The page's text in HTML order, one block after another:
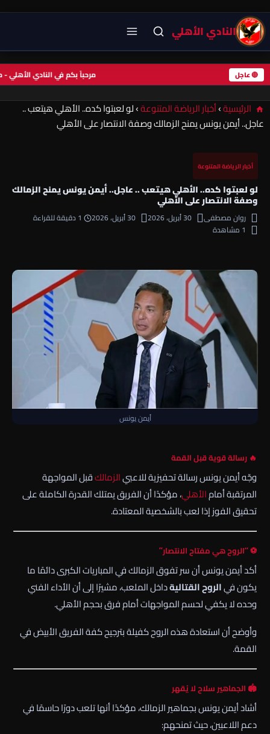
النادي الأهلي
🔴 عاجل مرحباً بكم في النادي
الرئيسية›أخبار الرياضة المتنوعة›لو لعبتوا كده.. الأهلي هيتعب ..
عاجل.. أيمن يونس يمنح الزمالك وصفة الانتصار على الأهلي
أخبار الرياضة المتنوعة
لو لعبتوا كده.. الأهلي هيتعب .. عاجل.. أيمن يونس يمنح الزمالك
وصفة الانتصار على الأهلي
روان مصطفى 30 أبريل، 2026 30 أبريل، 2026
1 دقيقة للقراءة
1 مشاهدة
أيمن يونس
🔥 رسالة قوية قبل القمة
وجّهأيمن يونسرسالة تحفيزية للاعبيالزمالكقبل المواجهة
المرتقبة أمامالأهلي، مؤكدًا أن الفريق يمتلك القدرة الكاملة على
تحقيق الفوز إذا لعب بالشخصية المعتادة.
⚽ “الروح هي مفتاح الانتصار”
أكد أيمن يونس أن سر تفوق الزمالك في المباريات الكبرى دائمًا ما
يكون فيالروح القتاليةداخل الملعب، مشيرًا إلى أن الأداء الفني
وحده لا يكفي لحسم المواجهات أمام فرق بحجم الأهلي.
وأوضح أن استعادة هذه الروح كفيلة بترجيح كفة الفريق الأبيض في
القمة.
🏟️ الجماهير سلاح لا يُقهر
أشادأيمن يونسبجماهير الزمالك، مؤكدًا أنها تلعب دورًا حاسمًا في
دعم اللاعبين، حيث تمنحهم: